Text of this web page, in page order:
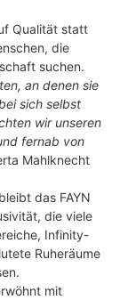
Qualität statt
die
suchen.
an denen sie
sich selbst
wir unseren
fernab von
Mahlknecht
das FAYN
die viele
Infinity-
Ruheräume
mit